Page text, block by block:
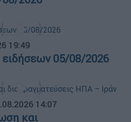
19:49
ειδήσεων 05/08/2026
14:07
και